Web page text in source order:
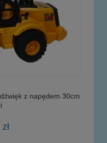
z napędem 30cm